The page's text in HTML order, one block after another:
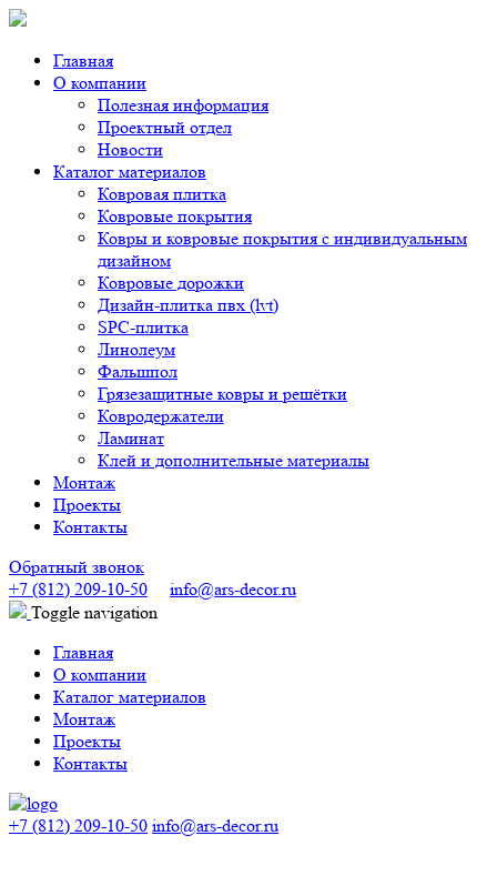
Главная
О компании
Полезная информация
Проектный отдел
Новости
Каталог материалов
Ковровая плитка
Ковровые покрытия
Ковры и ковровые покрытия с индивидуальным
дизайном
Ковровые дорожки
Дизайн-плитка пвх (lvt)
SPC-плитка
Линолеум
Фальшпол
Грязезащитные ковры и решётки
Ковродержатели
Ламинат
Клей и дополнительные материалы
Монтаж
Проекты
Контакты
Обратный звонок
+7 (812) 209-10-50
info@ars-decor.ru
Toggle navigation
Главная
О компании
Каталог материалов
Монтаж
Проекты
Контакты
+7 (812) 209-10-50 info@ars-decor.ru